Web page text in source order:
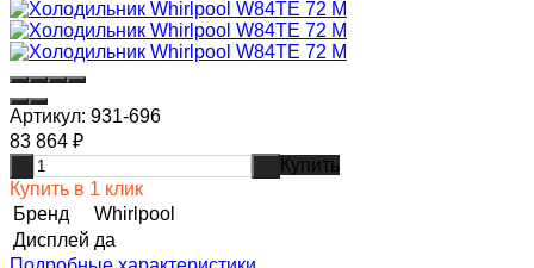
Артикул: 931-696
83 864 ₽
Купить
Купить в 1 клик
Бренд
Whirlpool
Дисплей да